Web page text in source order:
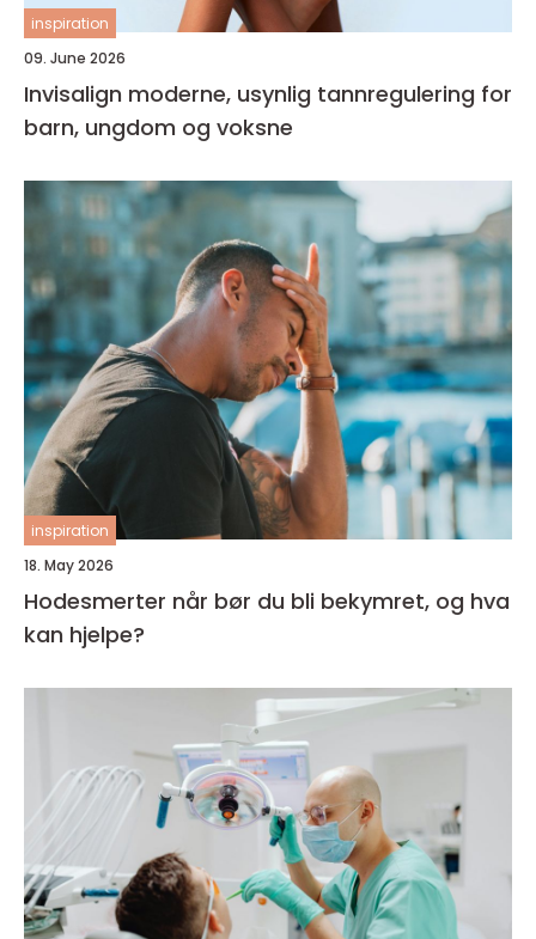
inspiration
09. June 2026
Invisalign moderne, usynlig tannregulering for
barn, ungdom og voksne
inspiration
18. May 2026
Hodesmerter når bør du bli bekymret, og hva
kan hjelpe?